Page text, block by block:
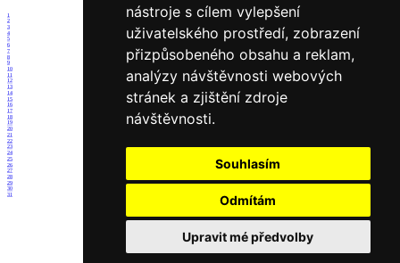
nástroje s cílem vylepšení
uživatelského prostředí, zobrazení
přizpůsobeného obsahu a reklam,
analýzy návštěvnosti webových
stránek a zjištění zdroje
návštěvnosti.
Souhlasím
Odmítám
Upravit mé předvolby
1
2
3
4
5
6
7
8
9
10
11
12
13
14
15
16
17
18
19
20
21
22
23
24
25
26
27
28
29
30
31